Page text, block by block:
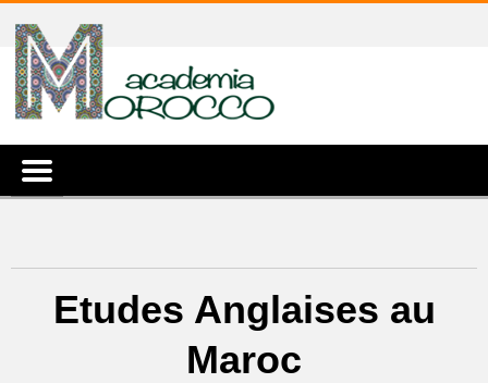
Etudes Anglaises au
Maroc